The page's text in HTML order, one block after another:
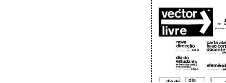
Data:c. Março de 1965
Fundo:DML -
Luís Rocha Pinto
Tipo Documental:
Página(s):3